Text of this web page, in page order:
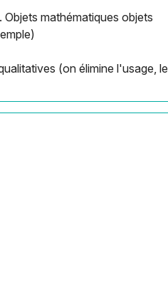
mathématiques objets
(on élimine l'usage, le